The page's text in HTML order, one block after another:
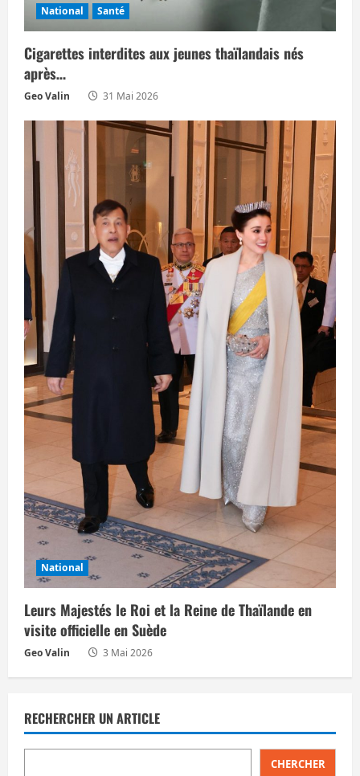
National Santé
Cigarettes interdites aux jeunes thaïlandais nés
après…
Geo Valin 31 Mai 2026
National
Leurs Majestés le Roi et la Reine de Thaïlande en
visite officielle en Suède
Geo Valin 3 Mai 2026
RECHERCHER UN ARTICLE
CHERCHER